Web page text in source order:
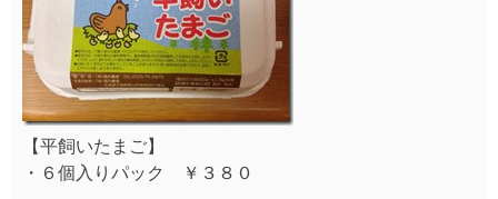
【平飼いたまご】
・６個入りパック ￥３８０